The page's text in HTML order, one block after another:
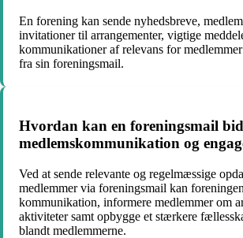
En forening kan sende nyhedsbreve,
invitationer til arrangementer, vigtige
kommunikationer af relevans for
fra sin foreningsmail.
Hvordan kan en foreningsmail
medlemskommunikation og
Ved at sende relevante og regelmæssige
medlemmer via foreningsmail kan
kommunikation, informere medlemmer om
aktiviteter samt opbygge et stærkere
blandt medlemmerne.